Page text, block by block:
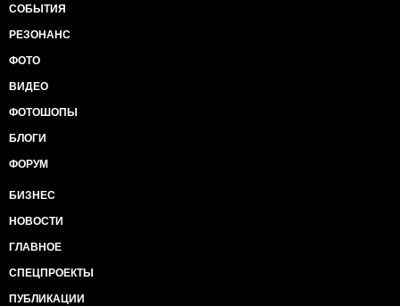
СОБЫТИЯ
РЕЗОНАНС
ФОТО
ВИДЕО
ФОТОШОПЫ
БЛОГИ
ФОРУМ
БИЗНЕС
НОВОСТИ
ГЛАВНОЕ
СПЕЦПРОЕКТЫ
ПУБЛИКАЦИИ